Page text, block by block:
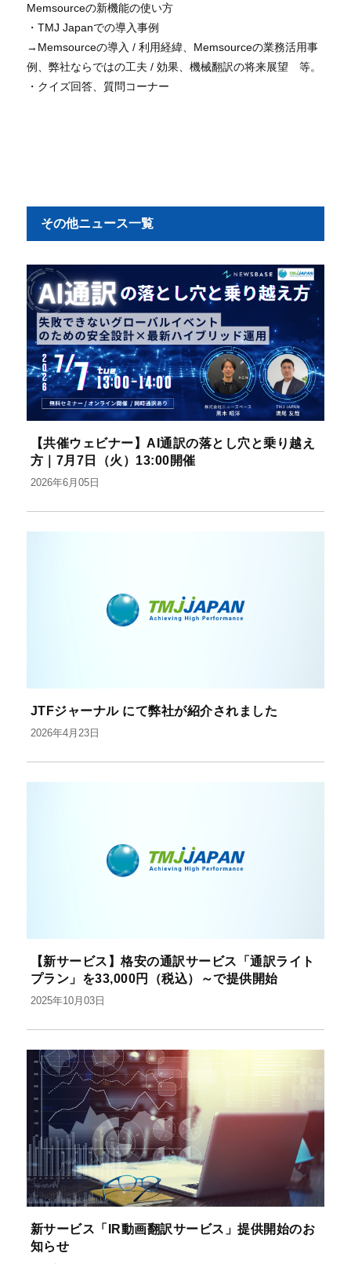
Memsourceの新機能の使い方
・TMJ Japanでの導入事例
→Memsourceの導入 / 利用経緯、Memsourceの業務活用事
例、弊社ならではの工夫 / 効果、機械翻訳の将来展望 等。
・クイズ回答、質問コーナー
その他ニュース一覧
【共催ウェビナー】AI通訳の落とし穴と乗り越え
方｜7月7日（火）13:00開催
2026年6月05日
JTFジャーナル にて弊社が紹介されました
2026年4月23日
【新サービス】格安の通訳サービス「通訳ライト
プラン」を33,000円（税込）～で提供開始
2025年10月03日
新サービス「IR動画翻訳サービス」提供開始のお
知らせ